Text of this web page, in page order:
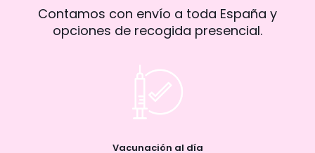
Contamos con envío a toda España y
opciones de recogida presencial.
Vacunación al día